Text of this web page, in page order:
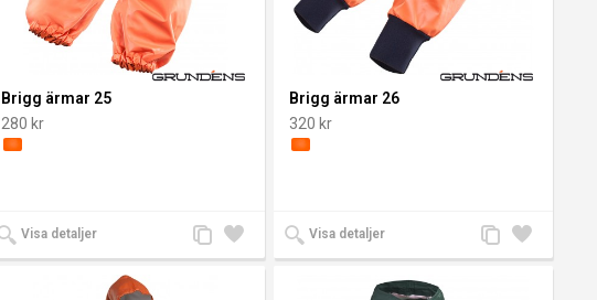
Brigg ärmar 25
280 kr
Visa detaljer
Lägg
till i
Lägg
till
Brigg ärmar 26
320 kr
Visa detaljer
Lägg
till i
Lägg
till